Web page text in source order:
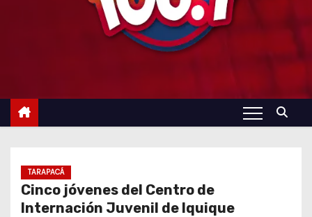
TARAPACÁ
Cinco jóvenes del Centro de
Internación Juvenil de Iquique